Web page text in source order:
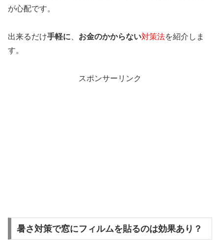
が心配です。
出来るだけ手軽に お金のかからない対策法を紹介しま
す。
スポンサーリンク
暑さ対策で窓にフィルムを貼るのは効果あり？